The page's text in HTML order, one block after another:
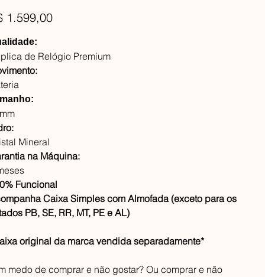
1.599,00
de Relógio Premium
Mineral
na Máquina:
Funcional
Caixa Simples com Almofada (exceto para os
PB, SE, RR, MT, PE e AL)
original da marca vendida separadamente*
medo de comprar e não gostar? Ou comprar e não